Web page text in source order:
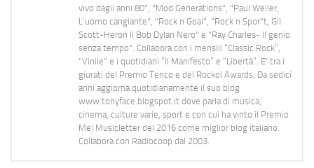
vivo dagli anni 80", "Mod Generations", "Paul Weller,
L’uomo cangiante", "Rock n Goal", "Rock n Spor"t, Gil
Scott-Heron Il Bob Dylan Nero" e "Ray Charles- Il genio
senza tempo". Collabora con i mensili “Classic Rock”,
"Vinile" e i quotidiani “Il Manifesto” e “Libertà”. E' tra i
giurati del Premio Tenco e del Rockol Awards. Da sedici
anni aggiorna quotidianamente il suo blog
www.tonyface.blogspot.it dove parla di musica,
cinema, culture varie, sport e con cui ha vinto il Premio
Mei Musicletter del 2016 come miglior blog italiano.
Collabora con Radiocoop dal 2003.